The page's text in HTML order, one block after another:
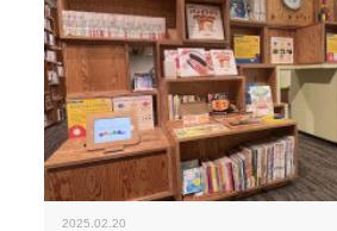
2025.02.20